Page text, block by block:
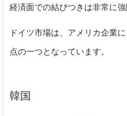
経済面での結びつきは非常に強
ドイツ市場は、アメリカ企業
点の一つとなっています。
韓国